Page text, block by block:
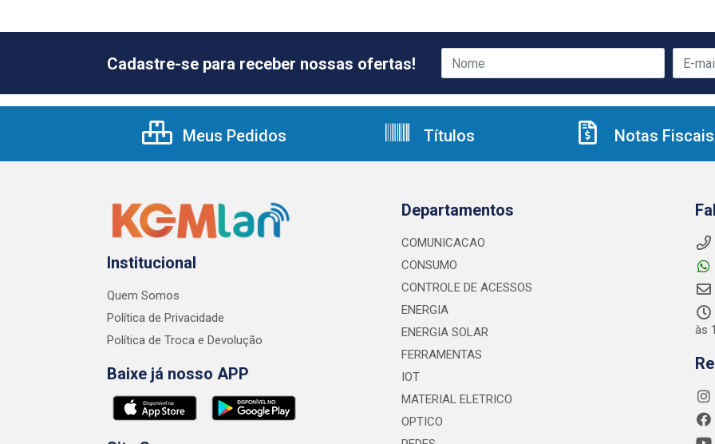
Cadastre-se para receber nossas ofertas!
Meus Pedidos Títulos Notas Fiscais
Institucional
Quem Somos
Política de Privacidade
Política de Troca e Devolução
Baixe já nosso APP
Departamentos
COMUNICACAO
CONSUMO
CONTROLE DE ACESSOS
ENERGIA
ENERGIA SOLAR
FERRAMENTAS
IOT
MATERIAL ELETRICO
OPTICO
às